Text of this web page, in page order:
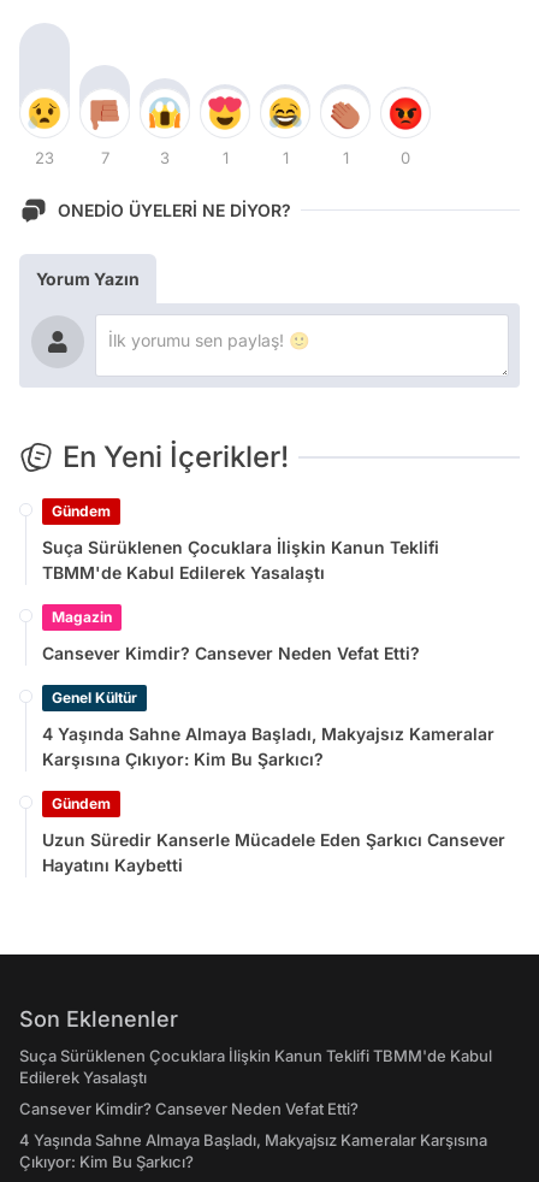
23 7 3 1 1 1 0
ONEDİO ÜYELERİ NE DİYOR?
Yorum Yazın
En Yeni İçerikler!
Gündem
Suça Sürüklenen Çocuklara İlişkin Kanun Teklifi
TBMM'de Kabul Edilerek Yasalaştı
Magazin
Cansever Kimdir? Cansever Neden Vefat Etti?
Genel Kültür
4 Yaşında Sahne Almaya Başladı, Makyajsız Kameralar
Karşısına Çıkıyor: Kim Bu Şarkıcı?
Gündem
Uzun Süredir Kanserle Mücadele Eden Şarkıcı Cansever
Hayatını Kaybetti
Son Eklenenler
Suça Sürüklenen Çocuklara İlişkin Kanun Teklifi TBMM'de Kabul
Edilerek Yasalaştı
Cansever Kimdir? Cansever Neden Vefat Etti?
4 Yaşında Sahne Almaya Başladı, Makyajsız Kameralar Karşısına
Çıkıyor: Kim Bu Şarkıcı?